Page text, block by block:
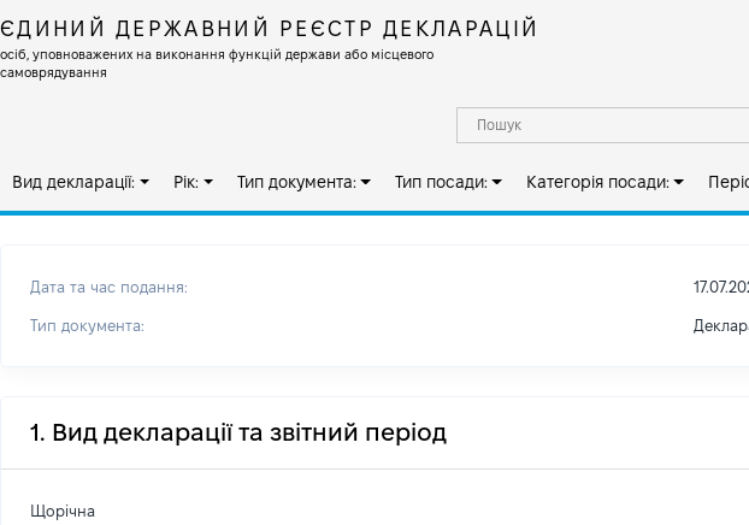
ЄДИНИЙ ДЕРЖАВНИЙ РЕЄСТР ДЕКЛАРАЦІЙ
осіб, уповноважених на виконання функцій держави або місцевого
самоврядування
Вид декларації: Рік: Тип документа: Тип посади: Категорія посади:
Дата та час подання:
Тип документа:
1. Вид декларації та звітний період
Щорічна